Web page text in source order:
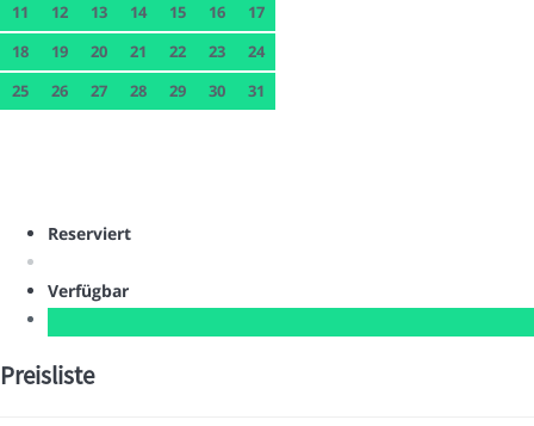
11
12 13 14 15 16
17
18
19 20 21 22 23
24
25
26 27 28 29 30 31
Reserviert
Verfügbar
Preisliste